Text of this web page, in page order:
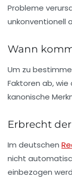
Probleme
unkonventionell
Wann
Um zu
Faktoren ab,
kanonische
Erbrecht
Im deutschen
nicht
einbezogen